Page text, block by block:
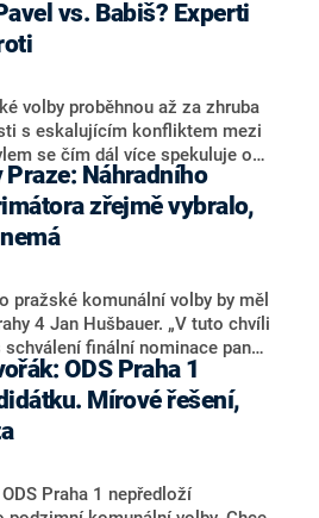
NEWS si nebrala servítky
svého nástupce Jeronýma
zmocněnkyně pro lidská
Označením „svoloč“ na
ještě hodná. Decroix se také
koalice Spolu či promluvila o
Kuby.
vs. Babiš? Experti
volby proběhnou až za zhruba
s eskalujícím konfliktem mezi
se čím dál více spekuluje o
o Hrad mohla vyslat současná
komentátoři znovu vytahují
Babiše (ANO). Jak moc je
v prezidentských volbách 2028
souboj z roku 2023?
Praze: Náhradního
zřejmě vybralo,
pražské komunální volby by měl
4 Jan Hušbauer. „V tuto chvíli
finální nominace pana
hnutí ANO,“ uvedl pro
pražského ANO Martin
se spekulovalo jako o
kandidátky poté, co
v majetkových
bytů Ondřej Prokop. Zároveň
ODS Praha 1
Mírové řešení,
Praha 1 nepředloží